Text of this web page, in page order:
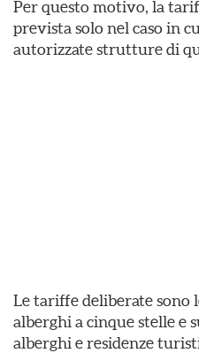
Per questo motivo, la
prevista solo nel caso in
autorizzate strutture di
Le tariffe deliberate sono
alberghi a cinque stelle e
alberghi e residenze